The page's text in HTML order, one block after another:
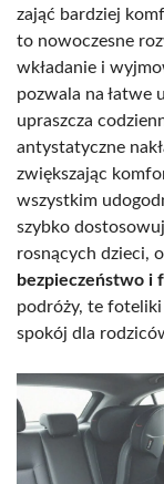
zająć bardziej
to nowoczesne
wkładanie i
pozwala na
upraszcza
antystatyczne
zwiększając
wszystkim
szybko
rosnących dzieci,
bezpieczeństwo i
podróży, te
spokój dla